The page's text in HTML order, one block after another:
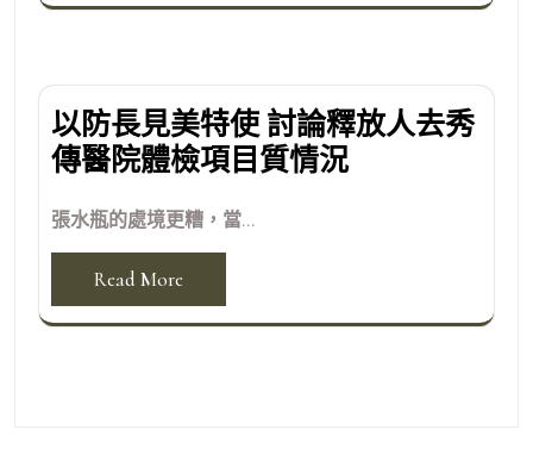
以防長見美特使 討論釋放人去秀
傳醫院體檢項目質情況
張水瓶的處境更糟，當...
Read More